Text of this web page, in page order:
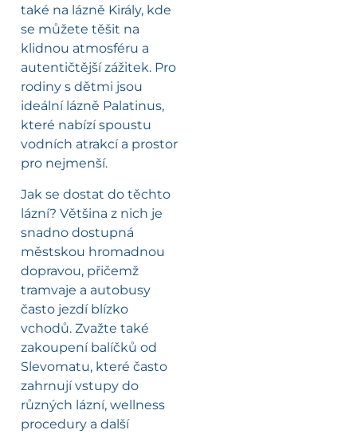
také na lázně Király, kde
se můžete těšit na
klidnou atmosféru a
autentičtější zážitek. Pro
rodiny s dětmi jsou
ideální lázně Palatinus,
které nabízí spoustu
vodních atrakcí a prostor
pro nejmenší.
Jak se dostat do těchto
lázní? Většina z nich je
snadno dostupná
městskou hromadnou
dopravou, přičemž
tramvaje a autobusy
často jezdí blízko
vchodů. Zvažte také
zakoupení balíčků od
Slevomatu, které často
zahrnují vstupy do
různých lázní, wellness
procedury a další